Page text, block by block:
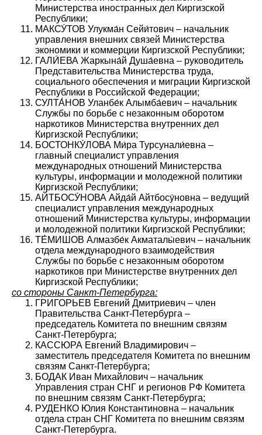
Министерства иностранных дел Киргизской
Республики;
МАКСУ́ТОВ Улукма́н Сейи́тович – начальник
управления внешних связей Министерства
экономики и коммерции Киргизской Республики;
ГАЛИ́ЕВА Жаркына́й Душа́евна – руководитель
Представительства Министерства труда,
социального обеспечения и миграции Киргизской
Республики в Российской Федерации;
СУЛТА́НОВ Уланбе́к Алымба́евич – начальник
Службы по борьбе с незаконным оборотом
наркотиков Министерства внутренних дел
Киргизской Республики;
БОСТОНКУ́ЛОВА Ми́ра Турсунали́евна –
главный специалист управления
международных отношений Министерства
культуры, информации и молодежной политики
Киргизской Республики;
АЙТБОСУ́НОВА Айда́й Айтбосу́новна – ведущий
специалист управления международных
отношений Министерства культуры, информации
и молодежной политики Киргизской Республики;
ТЕ́МИШОВ Алмазбе́к Акматалы́евич – начальник
отдела международного взаимодействия
Службы по борьбе с незаконным оборотом
наркотиков при Министерстве внутренних дел
Киргизской Республики;
со стороны Санкт-Петербурга:
ГРИГОРЬЕВ Евгений Дмитриевич – член
Правительства Санкт-Петербурга –
председатель Комитета по внешним связям
Санкт-Петербурга;
КАССЮРА Евгений Владимирович –
заместитель председателя Комитета по внешним
связям Санкт-Петербурга;
БОДАК Иван Михайлович – начальник
Управления стран СНГ и регионов РФ Комитета
по внешним связям Санкт-Петербурга;
РУДЕНКО Юлия Константиновна – начальник
отдела стран СНГ Комитета по внешним связям
Санкт-Петербурга.